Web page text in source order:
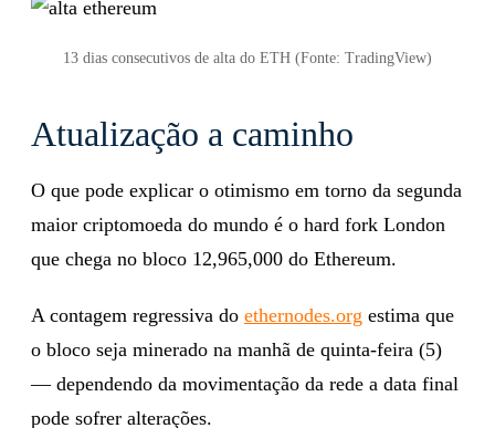
13 dias consecutivos de alta do ETH (Fonte: TradingView)
Atualização a caminho
O que pode explicar o otimismo em torno da segunda
maior criptomoeda do mundo é o hard fork London
que chega no bloco 12,965,000 do Ethereum.
A contagem regressiva do ethernodes.org estima que
o bloco seja minerado na manhã de quinta-feira (5)
— dependendo da movimentação da rede a data final
pode sofrer alterações.